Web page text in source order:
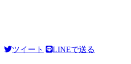
ツイート LINEで送る